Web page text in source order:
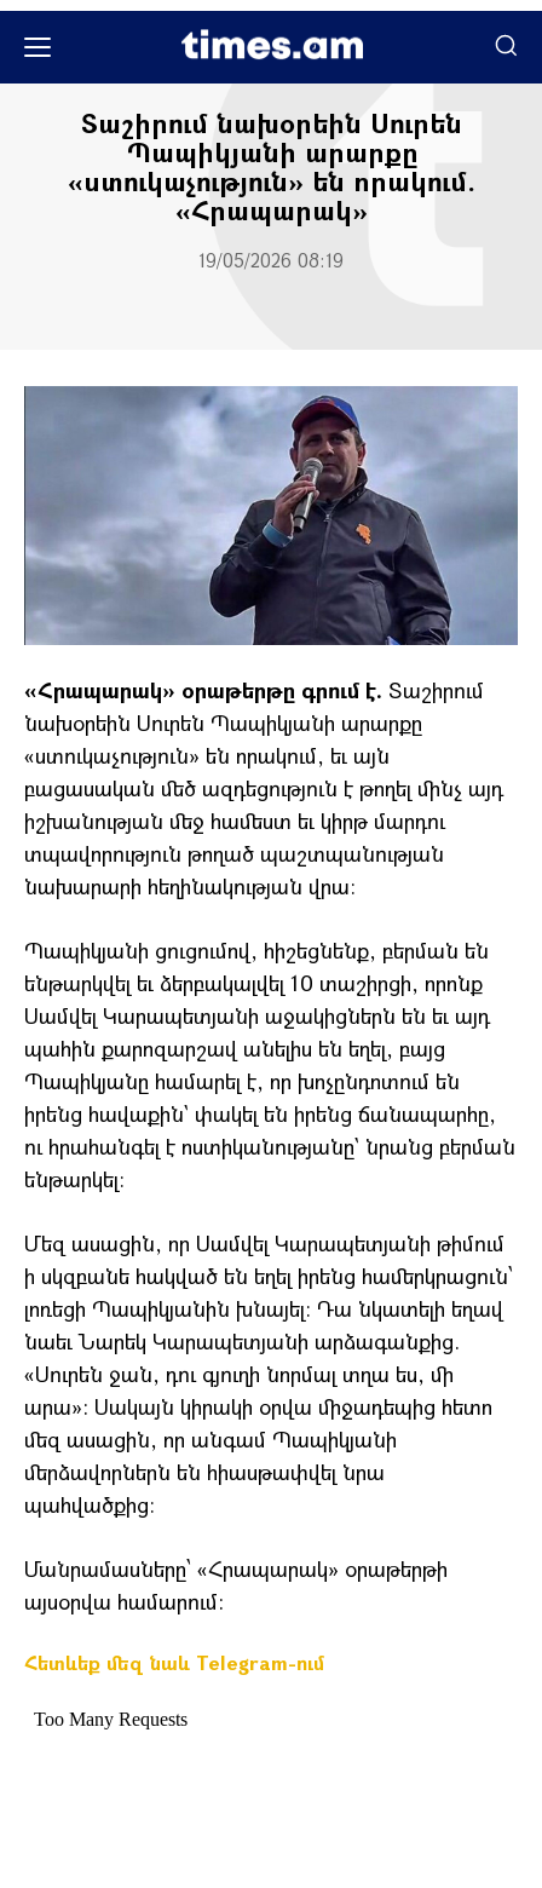
Տաշիրում նախօրեին Սուրեն
Պապիկյանի արարքը
«ստուկաչություն» են որակում.
«Հրապարակ»
19/05/2026 08:19
«Հրապարակ» օրաթերթը գրում է. Տաշիրում
նախօրեին Սուրեն Պապիկյանի արարքը
«ստուկաչություն» են որակում, եւ այն
բացասական մեծ ազդեցություն է թողել մինչ այդ
իշխանության մեջ համեստ եւ կիրթ մարդու
տպավորություն թողած պաշտպանության
նախարարի հեղինակության վրա։
Պապիկյանի ցուցումով, հիշեցնենք, բերման են
ենթարկվել եւ ձերբակալվել 10 տաշիրցի, որոնք
Սամվել Կարապետյանի աջակիցներն են եւ այդ
պահին քարոզարշավ անելիս են եղել, բայց
Պապիկյանը համարել է, որ խոչընդոտում են
իրենց հավաքին` փակել են իրենց ճանապարհը,
ու հրահանգել է ոստիկանությանը` նրանց բերման
ենթարկել։
Մեզ ասացին, որ Սամվել Կարապետյանի թիմում
ի սկզբանե հակված են եղել իրենց համերկրացուն՝
լոռեցի Պապիկյանին խնայել։ Դա նկատելի եղավ
նաեւ Նարեկ Կարապետյանի արձագանքից.
«Սուրեն ջան, դու գյուղի նորմալ տղա ես, մի
արա»: Սակայն կիրակի օրվա միջադեպից հետո
մեզ ասացին, որ անգամ Պապիկյանի
մերձավորներն են հիասթափվել նրա
պահվածքից։
Մանրամասները՝ «Հրապարակ» օրաթերթի
այսօրվա համարում:
Հետևեք մեզ նաև Telegram-ում